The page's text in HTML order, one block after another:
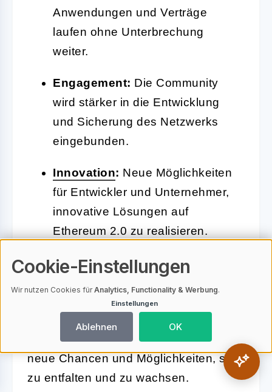
Anwendungen und Verträge
laufen ohne Unterbrechung
weiter.
Engagement: Die Community
wird stärker in die Entwicklung
und Sicherung des Netzwerks
eingebunden.
Innovation: Neue Möglichkeiten
für Entwickler und Unternehmer,
innovative Lösungen auf
Ethereum 2.0 zu realisieren.
Insgesamt stärkt Ethereum 2.0 die
Position von Ethereum als führende
und bietet der Community zahlreiche
neue Chancen und Möglichkeiten, sich
zu entfalten und zu wachsen.
Cookie-Einstellungen
Wir nutzen Cookies fürAnalytics, Functionality & Werbung.
Einstellungen
Ablehnen OK